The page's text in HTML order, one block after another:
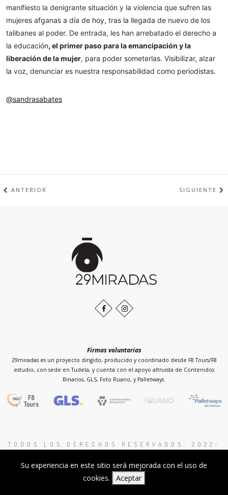
manifiesto la denigrante situación y la violencia que sufren las
mujeres afganas a día de hoy, tras la llegada de nuevo de los
talibanes al poder. De entrada, les han arrebatado el derecho a
la educación, el primer paso para la emancipación y la
liberación de la mujer, para poder someterlas. Visibilizar, alzar
la voz, denunciar es nuestra responsabilidad como periodistas.
@sandrasabates
ANTERIOR SIGUIENTE
FacebookInstagram
Firmas voluntarias
29miradas es un proyecto dirigido, producido y coordinado desde F8 Tours/F8
estudio, con sede en Tudela, y cuenta con el apoyo altruista de Contenidos
Binarios, GLS, Foto Ruano, y Palletways.
TODOS LOS DERECHOS RESERVADOS. 2022-
Proyecto sin ánimo de lucro
Su experiencia en este sitio será mejorada con el uso de
cookies.
Aceptar